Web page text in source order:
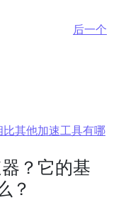
后一个
其他加速工具有哪
？它的基
？